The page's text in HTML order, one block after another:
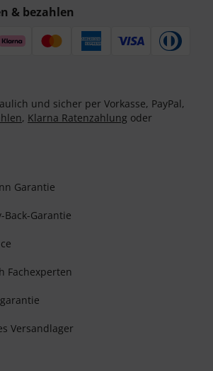
& bezahlen
und sicher per Vorkasse, PayPal,
, Klarna Ratenzahlung oder
Garantie
Back-Garantie
Fachexperten
Versandlager